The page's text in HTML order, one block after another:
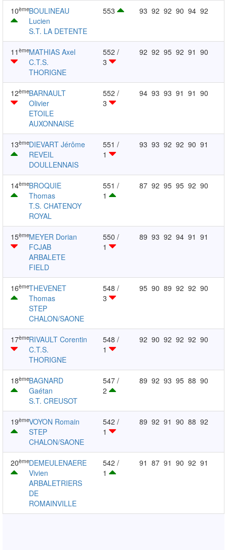
10èmeBOULINEAU
Lucien
S.T. LA DETENTE
553 93 92 92 90 94 92
11 èmeMATHIAS Axel
C.T.S.
THORIGNE
552 /
3
92 92 95 92 91 90
12èmeBARNAULT
Olivier
ETOILE
AUXONNAISE
552 /
3
94 93 93 91 91 90
13èmeDIEVART Jérôme
REVEIL
DOULLENNAIS
551 /
1
93 93 92 92 90 91
14èmeBROQUIE
Thomas
T.S. CHATENOY
ROYAL
551 /
1
87 92 95 95 92 90
15èmeMEYER Dorian
FCJAB
ARBALETE
FIELD
550 /
1
89 93 92 94 91 91
16èmeTHEVENET
Thomas
STEP
CHALON/SAONE
548 /
3
95 90 89 92 92 90
17èmeRIVAULT Corentin
C.T.S.
THORIGNE
548 /
1
92 90 92 92 92 90
18èmeBAGNARD
Gaétan
S.T. CREUSOT
547 /
2
89 92 93 95 88 90
19èmeVOYON Romain
STEP
CHALON/SAONE
542 /
1
89 92 91 90 88 92
20èmeDEMEULENAERE
Vivien
ARBALETRIERS
DE
ROMAINVILLE
542 /
1
91 87 91 90 92 91